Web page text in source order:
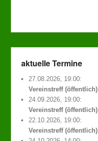
aktuelle Termine
27.08.2026, 19:00:
Vereinstreff (öffentlich)
24.09.2026, 19:00:
Vereinstreff (öffentlich)
22.10.2026, 19:00:
Vereinstreff (öffentlich)